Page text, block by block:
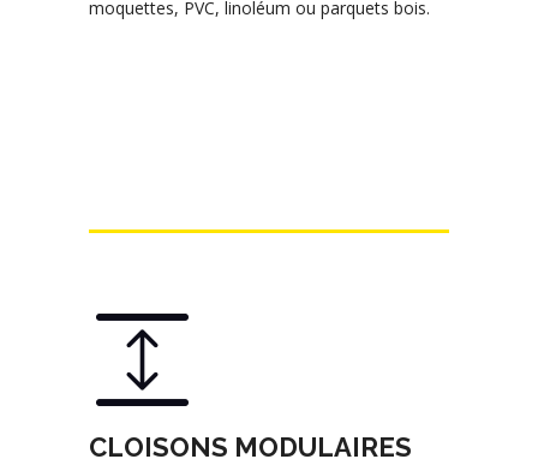
moquettes, PVC, linoléum ou parquets bois.
CLOISONS MODULAIRES